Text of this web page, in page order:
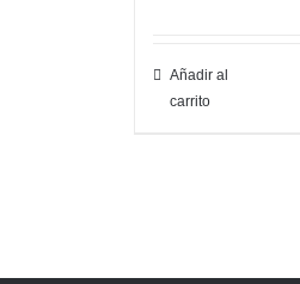
Añadir al
carrito